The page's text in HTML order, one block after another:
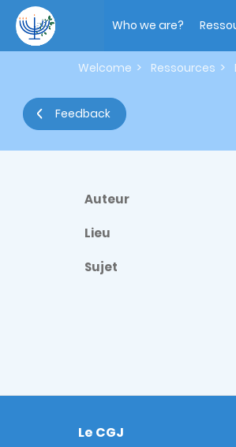
main
content
navigation
Who we are?
Welcome Ressources
Feedback
Auteur
Lieu
Sujet
Footer
Le CGJ